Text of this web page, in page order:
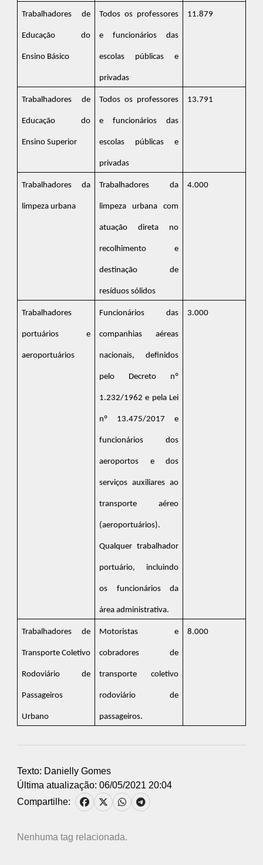
Trabalhadores de
Educação do
Ensino Básico
Todos os professores
e funcionários das
escolas públicas e
privadas
11.879
Trabalhadores de
Educação do
Ensino Superior
Todos os professores
e funcionários das
escolas públicas e
privadas
13.791
Trabalhadores da
limpeza urbana
Trabalhadores da
limpeza urbana com
atuação direta no
recolhimento e
destinação de
resíduos sólidos
4.000
Trabalhadores
portuários e
aeroportuários
Funcionários das
companhias aéreas
nacionais, definidos
pelo Decreto nº
1.232/1962 e pela Lei
nº 13.475/2017 e
funcionários dos
aeroportos e dos
serviços auxiliares ao
transporte aéreo
(aeroportuários).
Qualquer trabalhador
portuário, incluindo
os funcionários da
área administrativa.
3.000
Trabalhadores de
Transporte Coletivo
Rodoviário de
Passageiros
Urbano
Motoristas e
cobradores de
transporte coletivo
rodoviário de
passageiros.
8.000
Texto: Danielly Gomes
Última atualização: 06/05/2021 20:04
Compartilhe:
Nenhuma tag relacionada.